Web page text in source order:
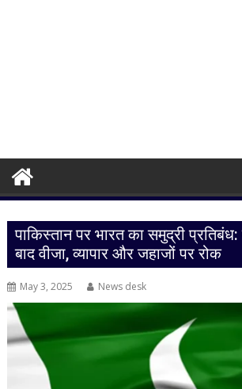
पाकिस्तान पर भारत का समुद्री
बाद वीजा, व्यापार और जहाजों पर रोक
May 3, 2025 News desk